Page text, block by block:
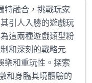
特融合，挑戰玩家
引人入勝的遊戲玩
這兩種遊戲類型粉
和深刻的戰略元
樂和重玩性。探索
和身臨其境體驗的